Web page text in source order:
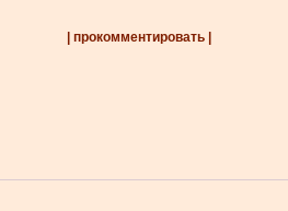
| прокомментировать |